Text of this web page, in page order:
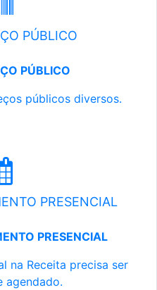
PÚBLICO
PÚBLICO
públicos diversos.
PRESENCIAL
PRESENCIAL
na Receita precisa ser
agendado.